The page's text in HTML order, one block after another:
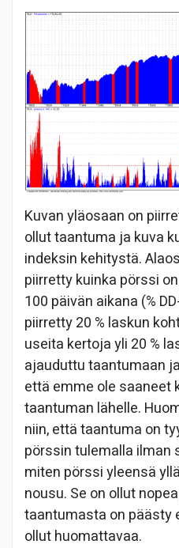
Kuvan yläosaan on
ollut taantuma ja kuva
indeksin kehitystä.
piirretty kuinka pörssi
100 päivän aikana (%
piirretty 20 % laskun
useita kertoja yli 20 %
ajauduttu taantumaan
että emme ole saaneet
taantuman lähelle.
niin, että taantuma on
pörssin tulemalla ilman
miten pörssi yleensä
nousu. Se on ollut
taantumasta on päästy
ollut huomattavaa.